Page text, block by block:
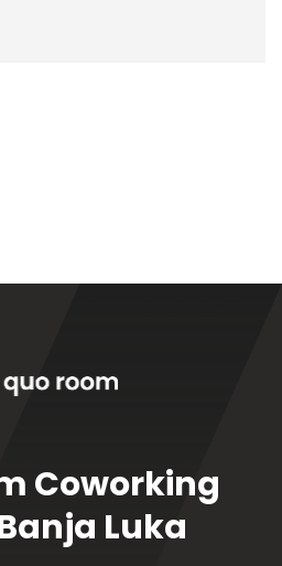
Coworking
Luka